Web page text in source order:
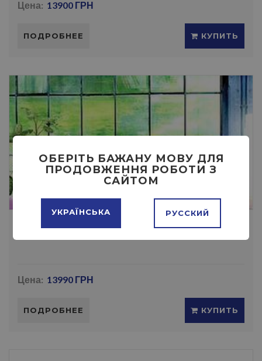
Цена: 13900 ГРН
ПОДРОБНЕЕ КУПИТЬ
УГЛОВОЙ ДИВАН КАМЕЛИЯ
Цена: 13990 ГРН
ПОДРОБНЕЕ КУПИТЬ
ОБЕРІТЬ БАЖАНУ МОВУ ДЛЯ
ПРОДОВЖЕННЯ РОБОТИ З
САЙТОМ
УКРАЇНСЬКА РУССКИЙ